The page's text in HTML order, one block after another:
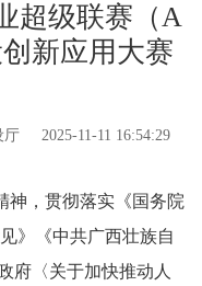
超级联赛（A
新应用大赛
厅 2025-11-11 16:54:29
神，贯彻落实《国务院
》《中共广西壮族自
府〈关于加快推动人